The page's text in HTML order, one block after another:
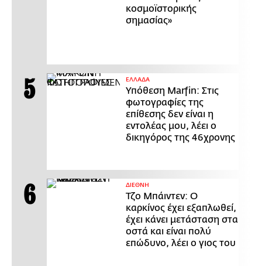
κοσμοϊστορικής
σημασίας»
ΕΛΛΑΔΑ
Υπόθεση Marfin: Στις
φωτογραφίες της
επίθεσης δεν είναι η
εντολέας μου, λέει ο
δικηγόρος της 46χρονης
ΔΙΕΘΝΗ
Τζο Μπάιντεν: Ο
καρκίνος έχει εξαπλωθεί,
έχει κάνει μετάσταση στα
οστά και είναι πολύ
επώδυνο, λέει ο γιος του